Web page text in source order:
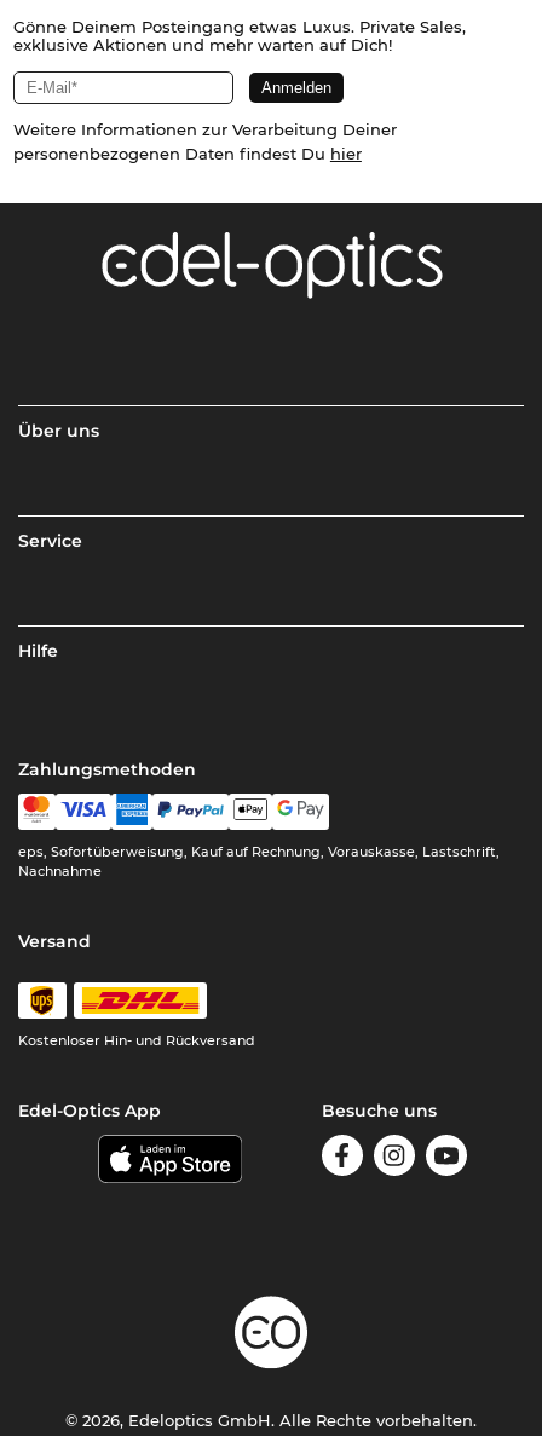
Gönne Deinem Posteingang etwas Luxus. Private Sales,
exklusive Aktionen und mehr warten auf Dich!
Weitere Informationen zur Verarbeitung Deiner
personenbezogenen Daten findest Du hier
Über uns
Service
Hilfe
Zahlungsmethoden
eps, Sofortüberweisung, Kauf auf Rechnung, Vorauskasse, Lastschrift,
Nachnahme
Versand
Kostenloser Hin- und Rückversand
Edel-Optics App Besuche uns
© 2026, Edeloptics GmbH. Alle Rechte vorbehalten.